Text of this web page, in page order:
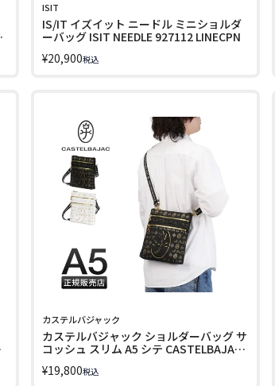
ISIT
IS/IT イズイット ニードル ミニショルダ
ーバッグ ISIT NEEDLE 927112 LINECPN
¥20,900税込
カステルバジャック
カステルバジャック ショルダーバッグ サ
コッシュ スリム A5 シテ CASTELBAJAC
¥19,800税込